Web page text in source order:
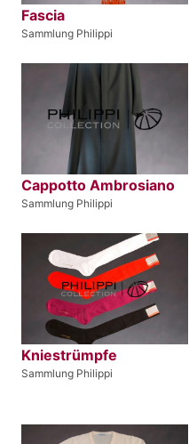
Fascia
Sammlung Philippi
Cappotto Ambrosiano
Sammlung Philippi
Kniestrümpfe
Sammlung Philippi